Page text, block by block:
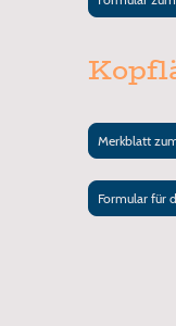
Merkblatt
Formular für